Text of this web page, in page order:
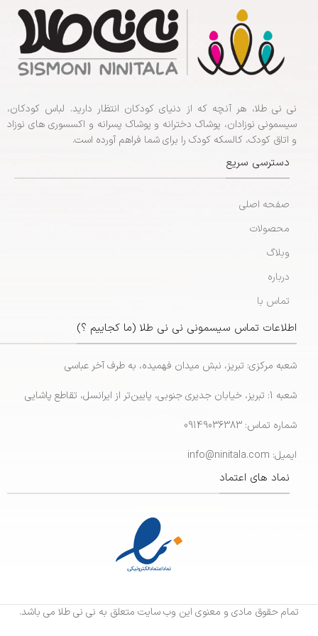
نی نی طلا، هر آنچه که از دنیای کودکان انتظار دارید. لباس کودکان،
سیسمونی نوزادان، پوشاک دخترانه و پوشاک پسرانه و اکسسوری های نوزاد
و اتاق کودک، کالسکه کودک را برای شما فراهم آورده است.
دسترسی سریع
صفحه اصلی
محصولات
وبلاگ
درباره
تماس با
اطلاعات تماس سیسمونی نی نی طلا (ما کجاییم ؟)
شعبه مرکزی: تبریز، نبش میدان فهمیده، به طرف آخر عباسی
شعبه 1: تبریز، خیابان جدیری جنوبی، پایین‌تر از ایرانسل، تقاطع پاشایی
شماره تماس: 09149036383
ایمیل: info@ninitala.com
نماد های اعتماد
تمام حقوق مادی و معنوی این وب سایت متعلق به نی نی طلا می باشد.